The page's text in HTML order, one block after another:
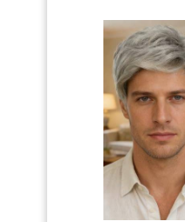
éclatantes, est idéale pour les
soirées à thème rétro, les
carnavals ou tout événement où
vous souhaitez ajouter une
touche vintage. Elle vous
permettra de vous démarquer et
d'être au centre de l'attention.
AJUSTABLE ET CONFORTABLE :
Grâce à son élastique ajustable,
cette perruque convient à la
plupart des tours de tête
d'adolescents et d'adultes,
assurant un maintien parfait et
un confort optimal tout au long
de la soirée, que ce soit pour